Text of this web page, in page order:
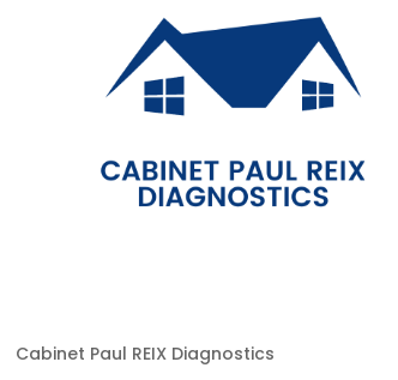
Cabinet Paul REIX Diagnostics